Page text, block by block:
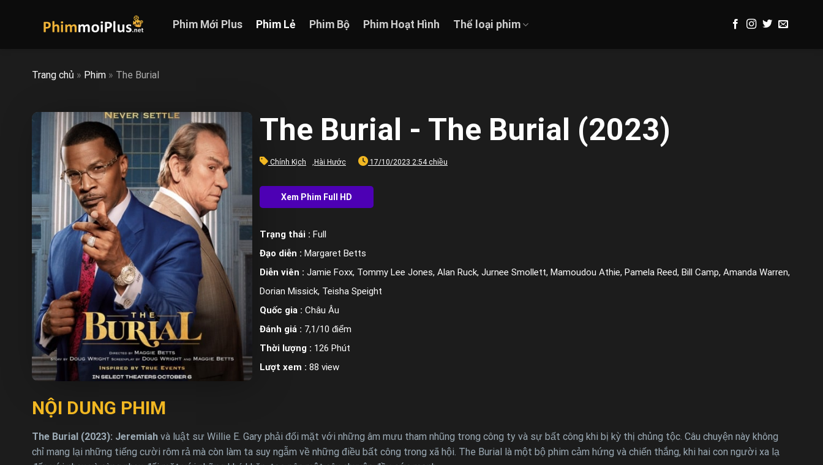
Phim Mới Plus Phim Lẻ Phim Bộ Phim Hoạt Hình Thể loại phim
Trang chủ » Phim » The Burial
The Burial - The Burial (2023)
Chính Kịch Hài Hước 17/10/2023 2:54 chiều
Trạng thái : Full
Đạo diễn : Margaret Betts
Diễn viên : Jamie Foxx, Tommy Lee Jones, Alan Ruck, Jurnee Smollett, Mamoudou Athie, Pamela Reed, Bill Camp, Amanda Warren,
Dorian Missick, Teisha Speight
Quốc gia : Châu Âu
Đánh giá : 7,1/10 điểm
Thời lượng : 126 Phút
Lượt xem : 88 view
NỘI DUNG PHIM
The Burial (2023): Jeremiah và luật sư Willie E. Gary phải đối mặt với những âm mưu tham nhũng trong công ty và sự bất công khi bị kỳ thị chủng tộc. Câu chuyện này không
chỉ mang lại những tiếng cười rôm rả mà còn làm ta suy ngẫm về những điều bất công trong xã hội. The Burial là một bộ phim cảm hứng và chiến thắng, khi hai con người xa lạ